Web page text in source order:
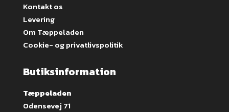
Kontakt os
Levering
Om Tæppeladen
Cookie- og privatlivspolitik
Butiksinformation
Tæppeladen
Odensevej 71